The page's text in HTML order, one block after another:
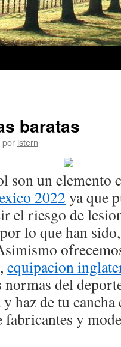
baratas
por istern
son un elemento
2022 ya que
el riesgo de
lo que han
equipacion
del
haz de tu
y